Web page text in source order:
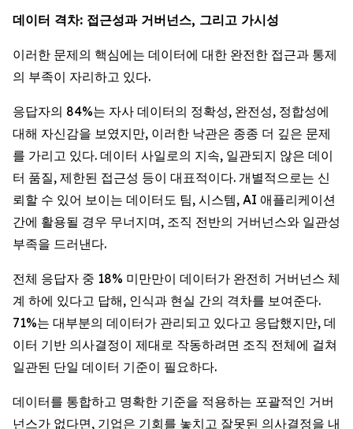
데이터 격차: 접근성과 거버넌스, 그리고 가시성
이러한 문제의 핵심에는 데이터에 대한 완전한 접근과 통제
의 부족이 자리하고 있다.
응답자의 84%는 자사 데이터의 정확성, 완전성, 정합성에
대해 자신감을 보였지만, 이러한 낙관은 종종 더 깊은 문제
를 가리고 있다. 데이터 사일로의 지속, 일관되지 않은 데이
터 품질, 제한된 접근성 등이 대표적이다. 개별적으로는 신
뢰할 수 있어 보이는 데이터도 팀, 시스템, AI 애플리케이션
간에 활용될 경우 무너지며, 조직 전반의 거버넌스와 일관성
부족을 드러낸다.
전체 응답자 중 18% 미만만이 데이터가 완전히 거버넌스 체
계 하에 있다고 답해, 인식과 현실 간의 격차를 보여준다.
71%는 대부분의 데이터가 관리되고 있다고 응답했지만, 데
이터 기반 의사결정이 제대로 작동하려면 조직 전체에 걸쳐
일관된 단일 데이터 기준이 필요하다.
데이터를 통합하고 명확한 기준을 적용하는 포괄적인 거버
넌스가 없다면, 기업은 기회를 놓치고 잘못된 의사결정을 내